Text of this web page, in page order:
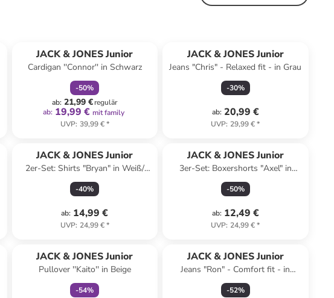
JACK & JONES Junior
Cardigan ''Connor'' in Schwarz
-50%
ab: 21,99 €regulär
ab: 19,99 € mit family
UVP: 39,99 €*
JACK & JONES Junior
Jeans "Chris" - Relaxed fit - in Grau
-30%
ab: 20,99 €
UVP: 29,99 €*
JACK & JONES Junior
2er-Set: Shirts "Bryan" in Weiß/
Dunkelblau
-40%
ab: 14,99 €
UVP: 24,99 €*
JACK & JONES Junior
3er-Set: Boxershorts "Axel" in
Schwarz
-50%
ab: 12,49 €
UVP: 24,99 €*
JACK & JONES Junior
Pullover ''Kaito'' in Beige
-54%
JACK & JONES Junior
Jeans "Ron" - Comfort fit - in
Hellblau
-52%